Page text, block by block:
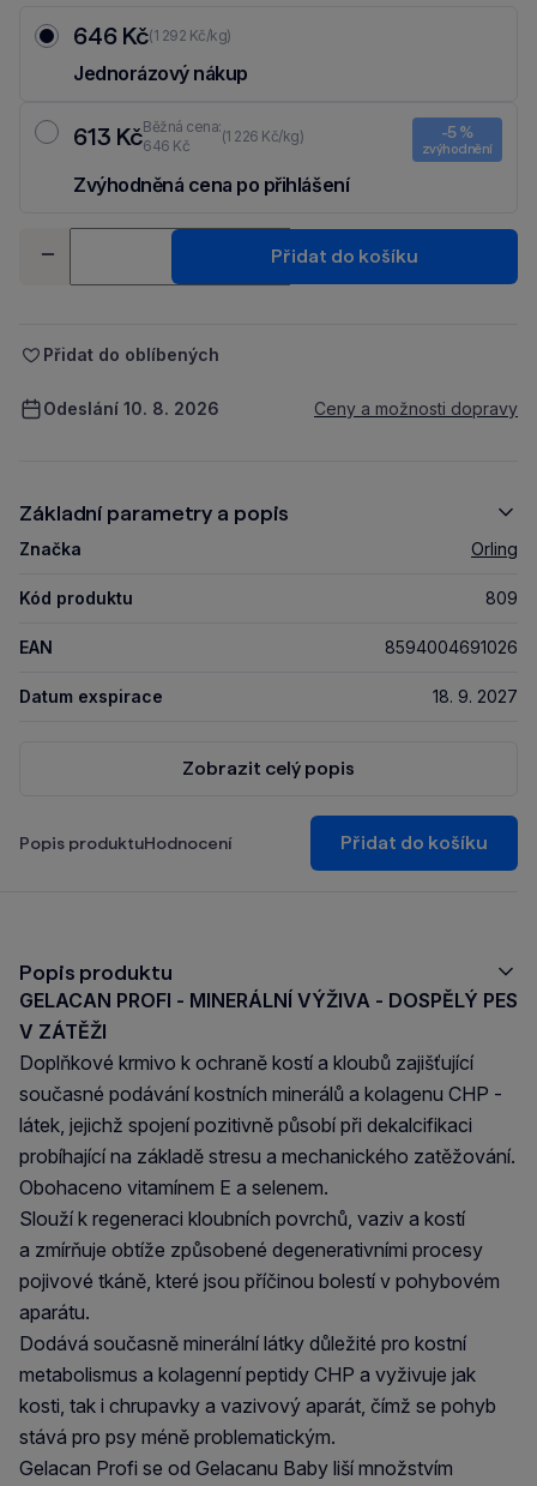
646 Kč(1 292 Kč/kg)
Jednorázový nákup
613 KčBěžná cena:
646 Kč
(1 226 Kč/kg) -5 %
zvýhodnění
Zvýhodněná cena po přihlášení
-
+
Přidat do košíku
Přidat do oblíbených
Odeslání 10. 8. 2026 Ceny a možnosti dopravy
Základní parametry a popis
Značka Orling
Kód produktu 809
EAN 8594004691026
Datum exspirace 18. 9. 2027
Zobrazit celý popis
Popis produktuHodnocení Přidat do košíku
Popis produktu
GELACAN PROFI - MINERÁLNÍ VÝŽIVA - DOSPĚLÝ PES
V ZÁTĚŽI
Doplňkové krmivo k ochraně kostí a kloubů zajišťující
současné podávání kostních minerálů a kolagenu CHP -
látek, jejichž spojení pozitivně působí při dekalcifikaci
probíhající na základě stresu a mechanického zatěžování.
Obohaceno vitamínem E a selenem.
Slouží k regeneraci kloubních povrchů, vaziv a kostí
a zmírňuje obtíže způsobené degenerativními procesy
pojivové tkáně, které jsou příčinou bolestí v pohybovém
aparátu.
Dodává současně minerální látky důležité pro kostní
metabolismus a kolagenní peptidy CHP a vyživuje jak
kosti, tak i chrupavky a vazivový aparát, čímž se pohyb
stává pro psy méně problematickým.
Gelacan Profi se od Gelacanu Baby liší množstvím